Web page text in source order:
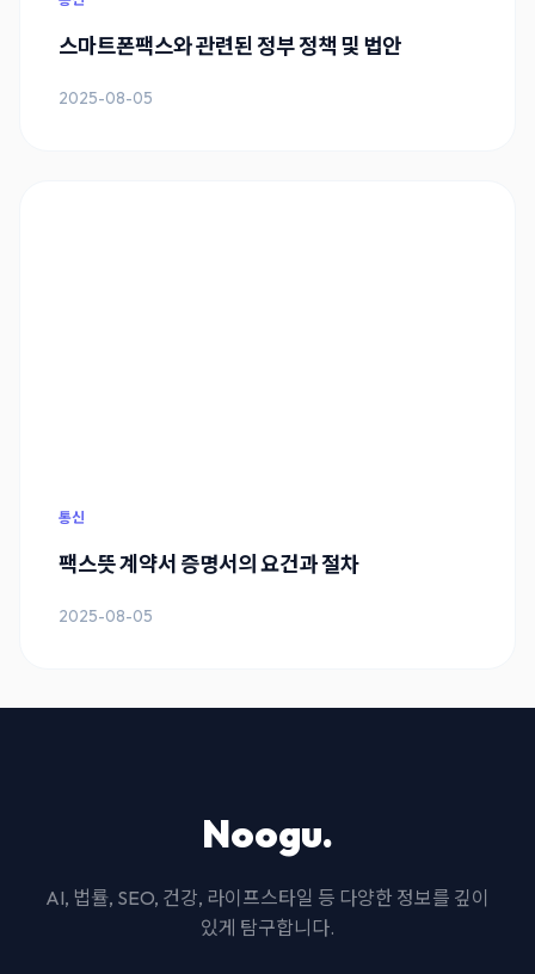
스마트폰팩스와 관련된 정부 정책 및 법안
2025-08-05
통신
팩스뜻 계약서 증명서의 요건과 절차
2025-08-05
Noogu.
AI, 법률, SEO, 건강, 라이프스타일 등 다양한 정보를 깊이
있게 탐구합니다.